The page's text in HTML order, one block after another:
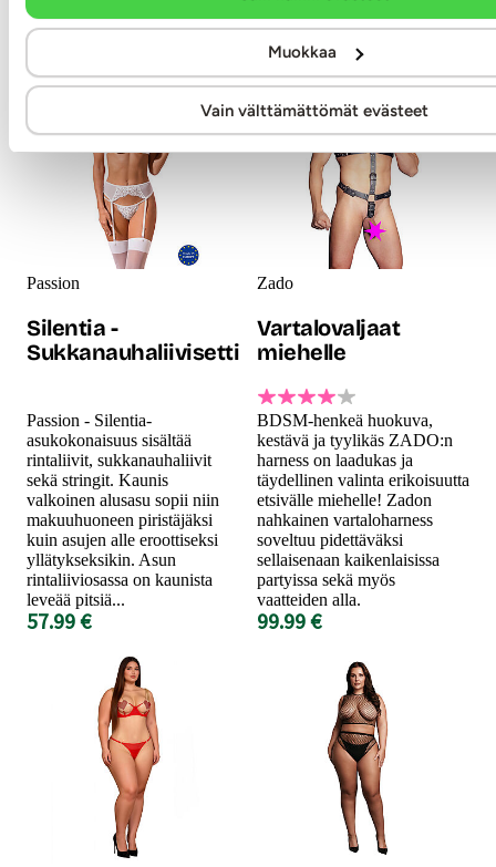
Muokkaa
Vain välttämättömät evästeet
rusetit.
19.99 €
Passion
Silentia -
Sukkanauhaliivisetti
Passion - Silentia-
asukokonaisuus sisältää
rintaliivit, sukkanauhaliivit
sekä stringit. Kaunis
valkoinen alusasu sopii niin
makuuhuoneen piristäjäksi
kuin asujen alle eroottiseksi
yllätykseksikin. Asun
rintaliiviosassa on kaunista
leveää pitsiä...
57.99 €
Zado
Vartalovaljaat
miehelle
BDSM-henkeä huokuva,
kestävä ja tyylikäs ZADO:n
harness on laadukas ja
täydellinen valinta erikoisuutta
etsivälle miehelle! Zadon
nahkainen vartaloharness
soveltuu pidettäväksi
sellaisenaan kaikenlaisissa
partyissa sekä myös
vaatteiden alla.
99.99 €